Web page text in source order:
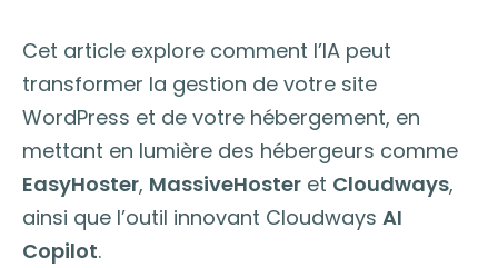
Cet article explore comment l’IA peut
transformer la gestion de votre site
WordPress et de votre hébergement, en
mettant en lumière des hébergeurs comme
EasyHoster, MassiveHoster et Cloudways,
ainsi que l’outil innovant Cloudways AI
Copilot.